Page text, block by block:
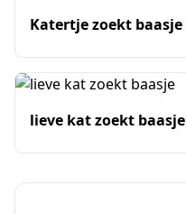
Katertje zoekt baasje
lieve kat zoekt baasje